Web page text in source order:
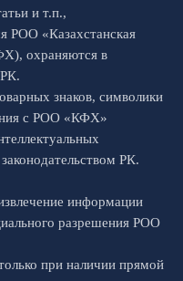
и т.п.,
РОО «Казахстанская
охраняются в
знаков, символики
с РОО «КФХ»
РК.
информации
разрешения РОО
при наличии прямой